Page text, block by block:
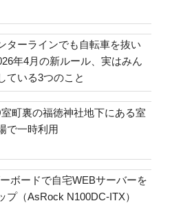
ターラインでも自転車を抜い
年4月の新ルール、実はみん
ている3つのこと
町裏の福徳神社地下にある室
で一時利用
ボードで自宅WEBサーバーを
プ（AsRock N100DC-ITX）